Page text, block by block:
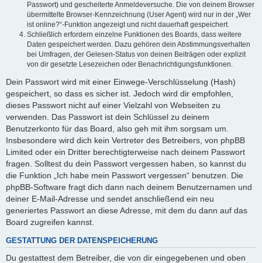
Passwort) und gescheiterte Anmeldeversuche. Die von deinem Browser
übermittelte Browser-Kennzeichnung (User Agent) wird nur in der „Wer
ist online?“-Funktion angezeigt und nicht dauerhaft gespeichert.
Schließlich erfordern einzelne Funktionen des Boards, dass weitere
Daten gespeichert werden. Dazu gehören dein Abstimmungsverhalten
bei Umfragen, der Gelesen-Status von deinen Beiträgen oder explizit
von dir gesetzte Lesezeichen oder Benachrichtigungsfunktionen.
Dein Passwort wird mit einer Einwege-Verschlüsselung (Hash)
gespeichert, so dass es sicher ist. Jedoch wird dir empfohlen,
dieses Passwort nicht auf einer Vielzahl von Webseiten zu
verwenden. Das Passwort ist dein Schlüssel zu deinem
Benutzerkonto für das Board, also geh mit ihm sorgsam um.
Insbesondere wird dich kein Vertreter des Betreibers, von phpBB
Limited oder ein Dritter berechtigterweise nach deinem Passwort
fragen. Solltest du dein Passwort vergessen haben, so kannst du
die Funktion „Ich habe mein Passwort vergessen“ benutzen. Die
phpBB-Software fragt dich dann nach deinem Benutzernamen und
deiner E-Mail-Adresse und sendet anschließend ein neu
generiertes Passwort an diese Adresse, mit dem du dann auf das
Board zugreifen kannst.
GESTATTUNG DER DATENSPEICHERUNG
Du gestattest dem Betreiber, die von dir eingegebenen und oben